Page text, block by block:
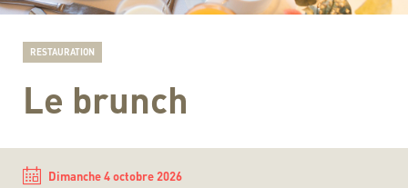
RESTAURATION
Le brunch
Dimanche 4 octobre 2026